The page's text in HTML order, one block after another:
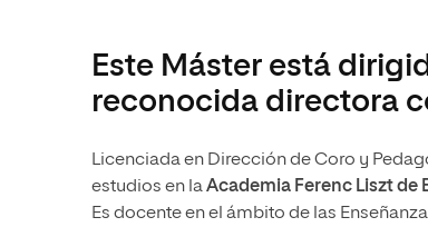
Este Máster está
reconocida directora
Licenciada en Dirección de Coro y
estudios en laAcademia Ferenc Liszt de
Es docente en el ámbito de las